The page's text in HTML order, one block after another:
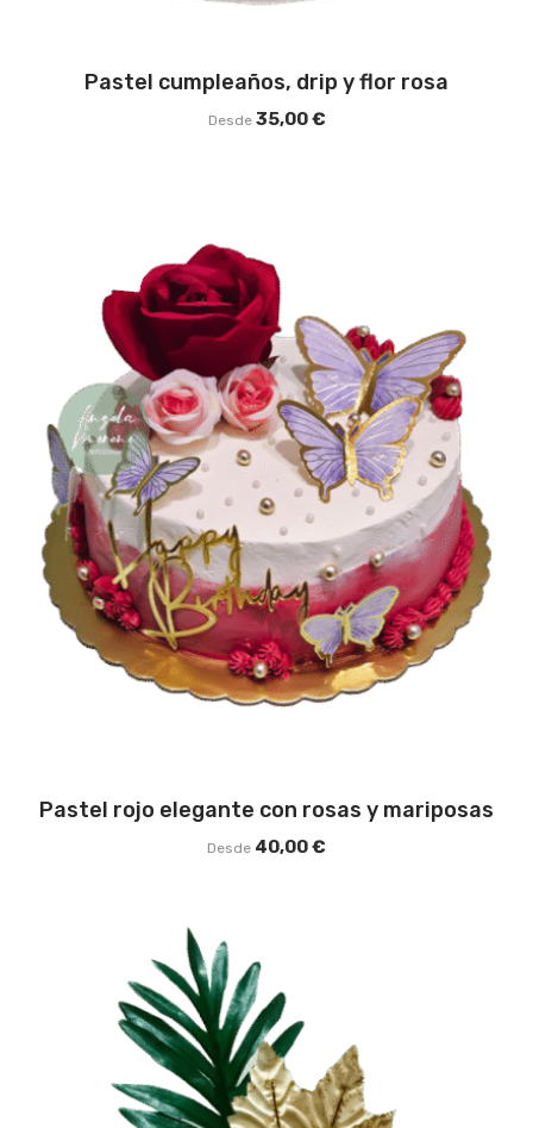
Pastel cumpleaños, drip y flor rosa
Desde 35,00€
Pastel rojo elegante con rosas y mariposas
Desde 40,00€